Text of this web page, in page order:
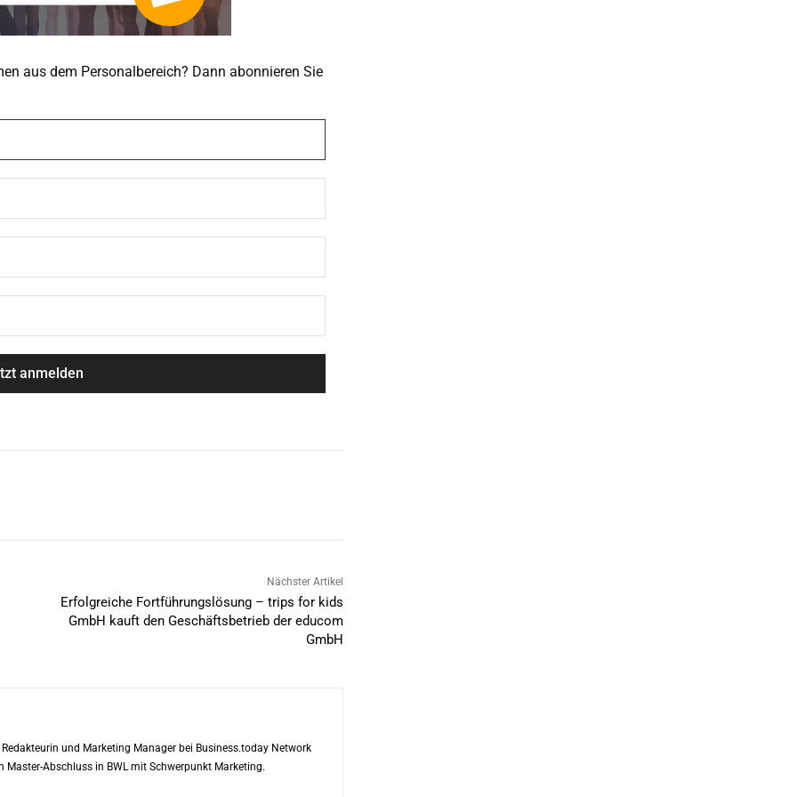
aus dem Personalbereich? Dann abonnieren Sie
Nächster Artikel
Erfolgreiche Fortführungslösung – trips for kids
GmbH kauft den Geschäftsbetrieb der educom
GmbH
und Marketing Manager bei Business.today Network
Master-Abschluss in BWL mit Schwerpunkt Marketing.